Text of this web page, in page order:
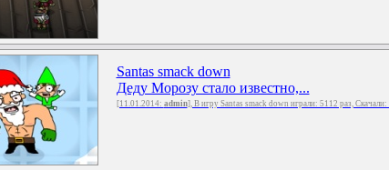
Santas smack down
Деду Морозу стало известно,...
[11.01.2014: admin], В игру Santas smack down играли: 5112 раз,